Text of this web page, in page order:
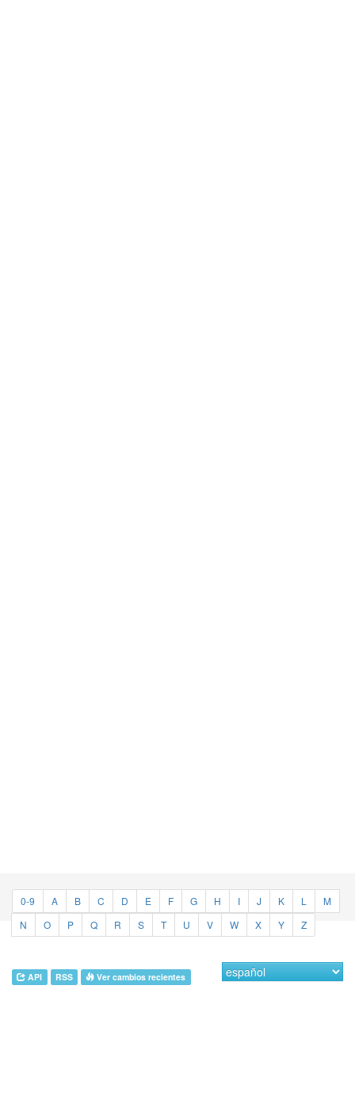
0-9 A B C D E F G H I J K L
M
N
O P Q R S T U V W X Y Z
API RSS Ver cambios recientes